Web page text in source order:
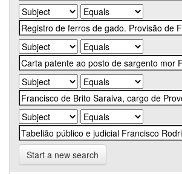
Start a new search